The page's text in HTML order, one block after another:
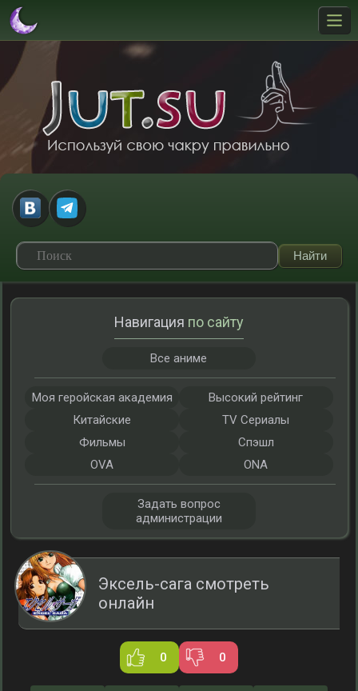
Эксель-сага смотреть
онлайн
0 0
Навигация по сайту
Все аниме
Моя геройская академия
Высокий рейтинг
Китайские
TV Сериалы
Фильмы
Спэшл
OVA
ONA
Задать вопрос
администрации